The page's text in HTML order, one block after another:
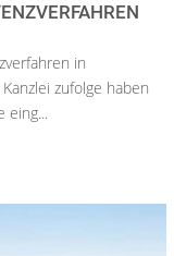
in
zufolge haben
eing...